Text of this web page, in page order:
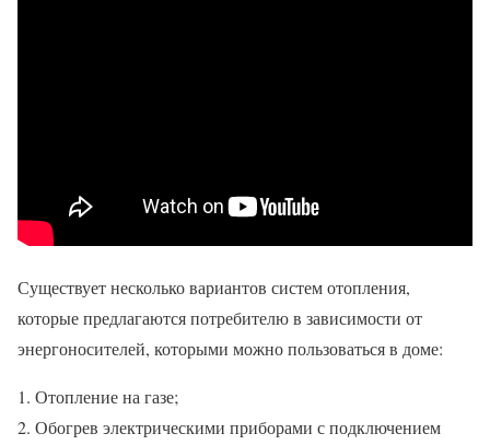
Существует несколько вариантов систем отопления,
которые предлагаются потребителю в зависимости от
энергоносителей, которыми можно пользоваться в доме:
Отопление на газе;
Обогрев электрическими приборами с подключением